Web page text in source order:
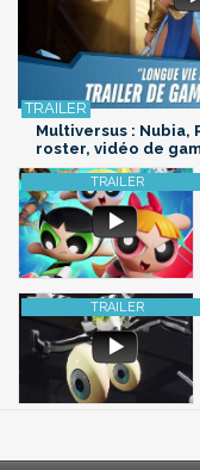
Multiversus : Nubia,
roster, vidéo de